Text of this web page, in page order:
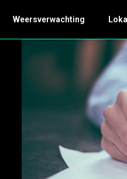
Weersverwachting